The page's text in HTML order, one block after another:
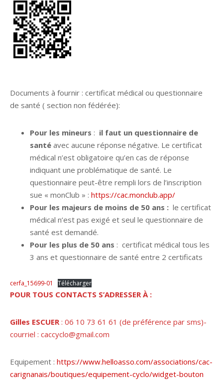
Documents à fournir : certificat médical ou questionnaire
de santé ( section non fédérée):
Pour les mineurs : il faut un questionnaire de
santé avec aucune réponse négative. Le certificat
médical n’est obligatoire qu’en cas de réponse
indiquant une problématique de santé. Le
questionnaire peut-être rempli lors de l’inscription
sue « monClub » : https://cac.monclub.app/
Pour les majeurs de moins de 50 ans : le certificat
médical n’est pas exigé et seul le questionnaire de
santé est demandé.
Pour les plus de 50 ans : certificat médical tous les
3 ans et questionnaire de santé entre 2 certificats
cerfa_15699-01 Télécharger
POUR TOUS CONTACTS S’ADRESSER À :
Gilles ESCUER: 06 10 73 61 61 (de préférence par sms)-
courriel : caccyclo@gmail.com
Equipement : https://www.helloasso.com/associations/cac-
carignanais/boutiques/equipement-cyclo/widget-bouton